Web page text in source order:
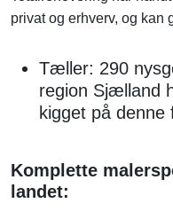
privat og erhverv, og kan
Tæller: 290
region Sjælland
kigget på denne
Komplette
landet: